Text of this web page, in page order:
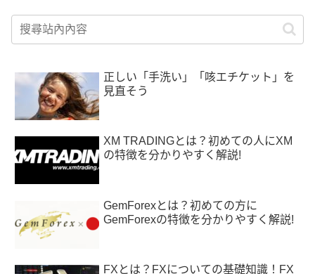
正しい「手洗い」「咳エチケット」を
見直そう
XM TRADINGとは？初めての人にXM
の特徴を分かりやすく解説!
GemForexとは？初めての方に
GemForexの特徴を分かりやすく解説!
FXとは？FXについての基礎知識！FX